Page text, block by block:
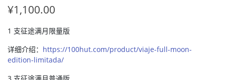
¥1,100.00
1 支征途满月限量版
详细介绍： https://100hut.com/product/viaje-full-moon-
edition-limitada/